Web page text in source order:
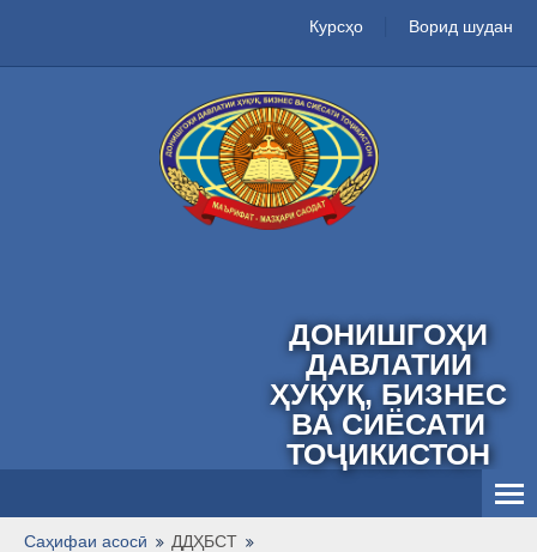
Курсҳо Ворид шудан
ДОНИШГОҲИ
ДАВЛАТИИ
ҲУҚУҚ, БИЗНЕС
ВА СИЁСАТИ
ТОҶИКИСТОН
Тоҷикӣ ‎(tj)‎
Саҳифаи асосӣ
ДДҲБСТ